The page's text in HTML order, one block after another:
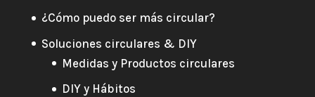
¿Cómo puedo ser más circular?
Soluciones circulares & DIY
Medidas y Productos circulares
DIY y Hábitos